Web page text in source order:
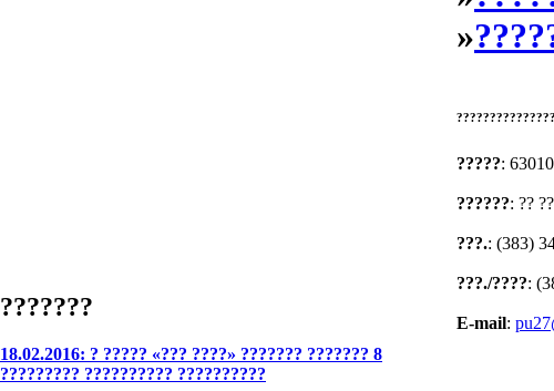
???????
18.02.2016: ? ????? «??? ????» ??????? ??????? 8
????????? ?????????? ??????????
»
?????:
??????: ??
???.: (383)
???./????:
E-mail: